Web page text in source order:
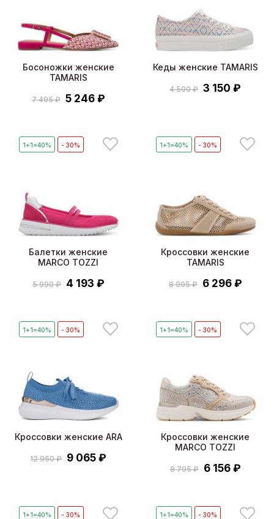
Босоножки женские
TAMARIS
7 495 ₽ 5 246 ₽
Кеды женские TAMARIS
4 500 ₽ 3 150 ₽
1+1=40% - 30%
Балетки женские
MARCO TOZZI
5 990 ₽ 4 193 ₽
1+1=40% - 30%
Кроссовки женские
TAMARIS
8 995 ₽ 6 296 ₽
1+1=40% - 30%
Кроссовки женские ARA
12 950 ₽ 9 065 ₽
1+1=40% - 30%
Кроссовки женские
MARCO TOZZI
8 795 ₽ 6 156 ₽
1+1=40% - 30% 1+1=40% - 30%